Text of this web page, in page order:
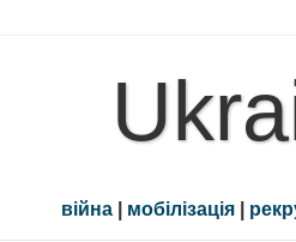
війна | мобілізація |